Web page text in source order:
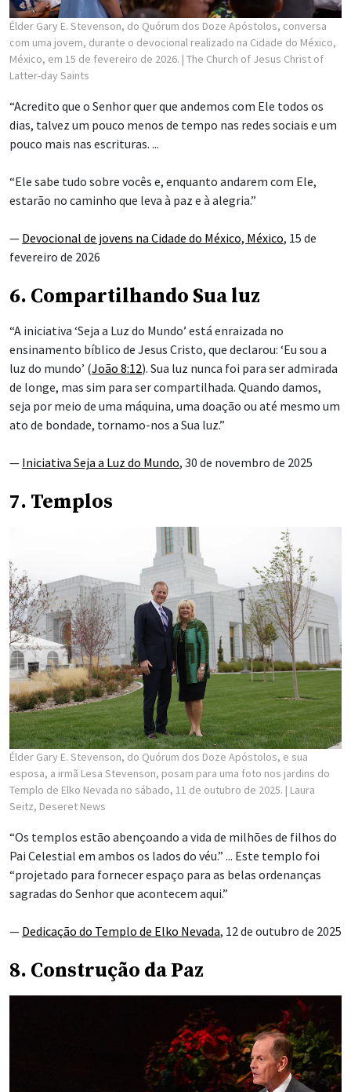
Élder Gary E. Stevenson, do Quórum dos Doze Apóstolos, conversa
com uma jovem, durante o devocional realizado na Cidade do México,
México, em 15 de fevereiro de 2026. | The Church of Jesus Christ of
Latter-day Saints
“Acredito que o Senhor quer que andemos com Ele todos os
dias, talvez um pouco menos de tempo nas redes sociais e um
pouco mais nas escrituras. ...
“Ele sabe tudo sobre vocês e, enquanto andarem com Ele,
estarão no caminho que leva à paz e à alegria.”
— Devocional de jovens na Cidade do México, México, 15 de
fevereiro de 2026
6. Compartilhando Sua luz
“A iniciativa ‘Seja a Luz do Mundo’ está enraizada no
ensinamento bíblico de Jesus Cristo, que declarou: ‘Eu sou a
luz do mundo’ (João 8:12). Sua luz nunca foi para ser admirada
de longe, mas sim para ser compartilhada. Quando damos,
seja por meio de uma máquina, uma doação ou até mesmo um
ato de bondade, tornamo-nos a Sua luz.”
— Iniciativa Seja a Luz do Mundo, 30 de novembro de 2025
7. Templos
Élder Gary E. Stevenson, do Quórum dos Doze Apóstolos, e sua
esposa, a irmã Lesa Stevenson, posam para uma foto nos jardins do
Templo de Elko Nevada no sábado, 11 de outubro de 2025. | Laura
Seitz, Deseret News
“Os templos estão abençoando a vida de milhões de filhos do
Pai Celestial em ambos os lados do véu.” ... Este templo foi
“projetado para fornecer espaço para as belas ordenanças
sagradas do Senhor que acontecem aqui.”
— Dedicação do Templo de Elko Nevada, 12 de outubro de 2025
8. Construção da Paz